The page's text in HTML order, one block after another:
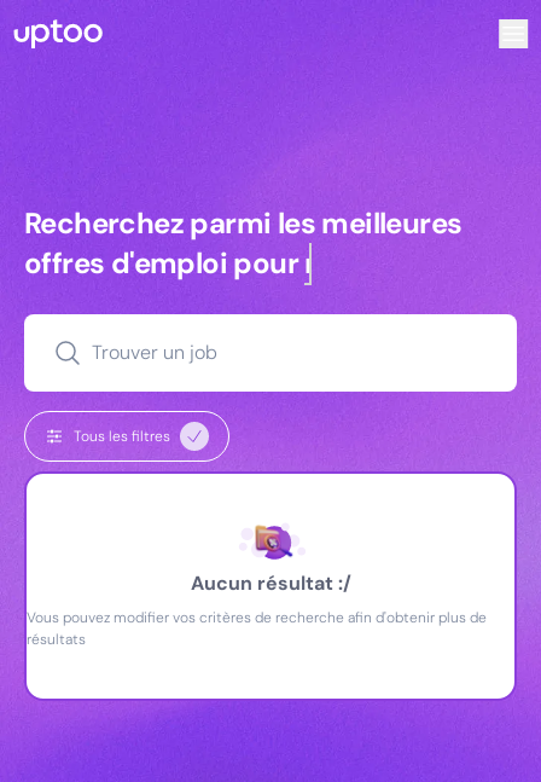
Recherchez parmi les meilleures
Recherchez parmi les meilleures
offres d'emploi pourcommerciaux
Trouver un job
Tous les filtres
Aucun résultat :/
Vous pouvez modifier vos critères de recherche afin d'obtenir plus de
résultats